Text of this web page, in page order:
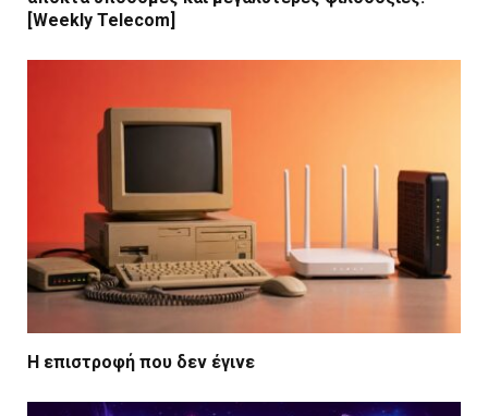
[Weekly Telecom]
Η επιστροφή που δεν έγινε